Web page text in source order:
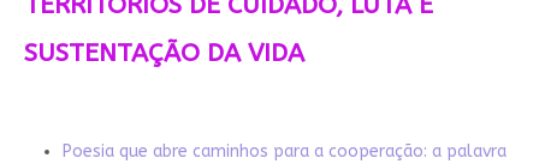
SUSTENTAÇÃO DA VIDA
Poesia que abre caminhos para a cooperação: a palavra